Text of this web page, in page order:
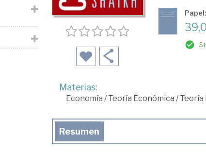
Materias:
Economía /Teoría Económica /Teoría
Resumen